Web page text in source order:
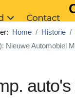
Contact
Home Historie
Nieuwe Automobiel